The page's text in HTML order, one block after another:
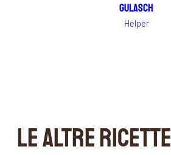
Gulasch
Helper
LE ALTRE RICETTE